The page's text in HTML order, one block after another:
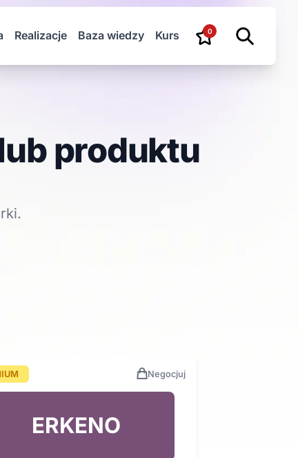
Realizacje Baza wiedzy Kurs 0
produktu
Negocjuj
ERKENO